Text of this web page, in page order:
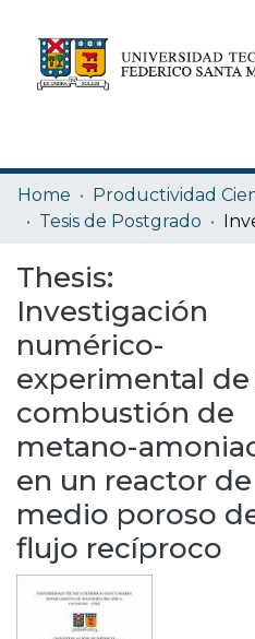
Research Outputs
Statistics
Depósito
Home
Productividad
Tesis de Postgrado
Thesis:
Investigación
numérico-
experimental de
combustión de
metano-
en un reactor de
medio poroso
flujo recíproco